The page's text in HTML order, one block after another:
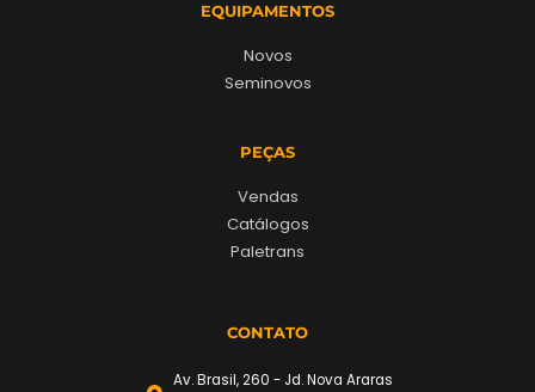
EQUIPAMENTOS
Novos
Seminovos
PEÇAS
Vendas
Catálogos
Paletrans
CONTATO
Av. Brasil, 260 - Jd. Nova Araras